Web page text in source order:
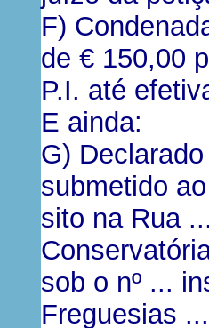
F)
de € 150,00
P.I. até
E ainda:
G)
submetido
sito na Rua
sob o nº ...
Freguesias